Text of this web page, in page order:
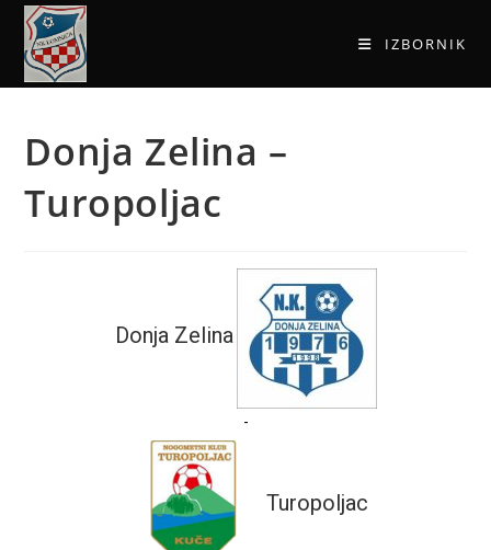
IZBORNIK
Donja Zelina –
Turopoljac
Donja Zelina
-
Turopoljac